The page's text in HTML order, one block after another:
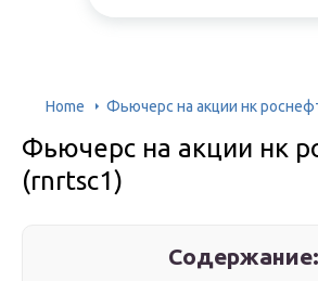
Home Фьючерс на акции нк
Фьючерс на акции нк
(rnrtsc1)
Содержание: